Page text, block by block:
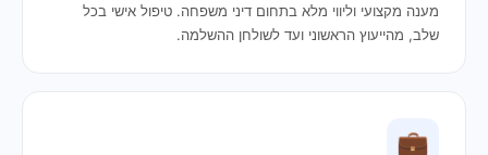
מענה מקצועי וליווי מלא בתחום דיני משפחה. טיפול אישי בכל
שלב, מהייעוץ הראשוני ועד לשולחן ההשלמה.
💼